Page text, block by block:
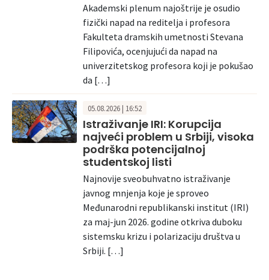
Akademski plenum najoštrije je osudio
fizički napad na reditelja i profesora
Fakulteta dramskih umetnosti Stevana
Filipovića, ocenjujući da napad na
univerzitetskog profesora koji je pokušao
da […]
05.08.2026 | 16:52
Istraživanje IRI: Korupcija
najveći problem u Srbiji, visoka
podrška potencijalnoj
studentskoj listi
Najnovije sveobuhvatno istraživanje
javnog mnjenja koje je sproveo
Međunarodni republikanski institut (IRI)
za maj-jun 2026. godine otkriva duboku
sistemsku krizu i polarizaciju društva u
Srbiji. […]